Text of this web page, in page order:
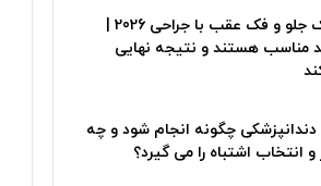
مناسب هستند و نتیجه نهایی
دندانپزشکی چگونه انجام شود و چه
انتخاب اشتباه را می گیرد؟